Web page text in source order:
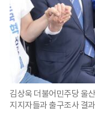
김상욱 더불어민주당 울
지지자들과 출구조사 결